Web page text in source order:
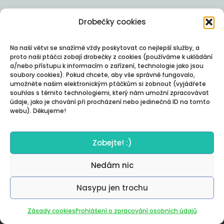
Drobečky cookies
Na naší větvi se snažímě vždy poskytovat co nejlepší služby, a
proto naši ptáčci zobají drobečky z cookies (používáme k ukládání
a/nebo přístupu k informacím o zařízení, technologie jako jsou
soubory cookies). Pokud chcete, aby vše správně fungovalo,
umožněte našim elektronickým ptáčkům si zobnout (vyjádřete
souhlas s těmito technologiemi, který nám umožní zpracovávat
údaje, jako je chování při procházení nebo jedinečná ID na tomto
webu). Děkujeme!
Zobejte! :)
Nedám nic
Nasypu jen trochu
Zásady cookiesProhlášení o zpracování osobních údajů
Autor:Posterity